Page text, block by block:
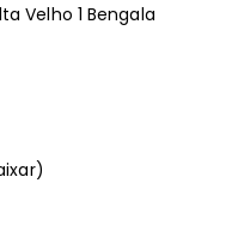
Velho 1 Bengala